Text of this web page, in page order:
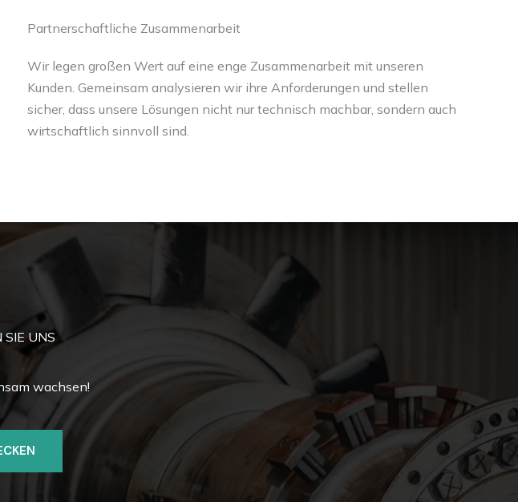
Partnerschaftliche Zusammenarbeit
Wir legen großen Wert auf eine enge Zusammenarbeit mit unseren
Kunden. Gemeinsam analysieren wir ihre Anforderungen und stellen
sicher, dass unsere Lösungen nicht nur technisch machbar, sondern auch
wirtschaftlich sinnvoll sind.
SIE UNS
wachsen!